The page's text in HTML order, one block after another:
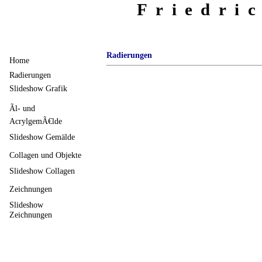
Radierungen
Home
Radierungen
Slideshow Grafik
Ãl- und
AcrylgemÃ€lde
Slideshow Gemälde
Collagen und Objekte
Slideshow Collagen
Zeichnungen
Slideshow
Zeichnungen